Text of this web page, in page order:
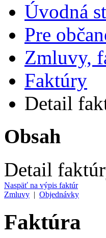
Úvodná
Pre
Zmluvy,
Faktúry
Detail
Obsah
Detail
Naspäť na výpis faktúr
Zmluvy | Objednávky
Faktúra